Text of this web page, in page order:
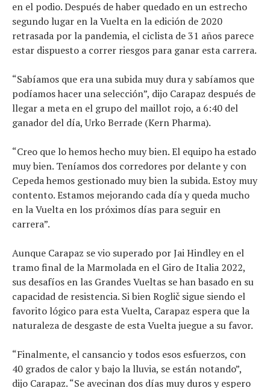
en el podio. Después de haber quedado en un estrecho
segundo lugar en la Vuelta en la edición de 2020
retrasada por la pandemia, el ciclista de 31 años parece
estar dispuesto a correr riesgos para ganar esta carrera.
“Sabíamos que era una subida muy dura y sabíamos que
podíamos hacer una selección”, dijo Carapaz después de
llegar a meta en el grupo del maillot rojo, a 6:40 del
ganador del día, Urko Berrade (Kern Pharma).
“Creo que lo hemos hecho muy bien. El equipo ha estado
muy bien. Teníamos dos corredores por delante y con
Cepeda hemos gestionado muy bien la subida. Estoy muy
contento. Estamos mejorando cada día y queda mucho
en la Vuelta en los próximos días para seguir en
carrera”.
Aunque Carapaz se vio superado por Jai Hindley en el
tramo final de la Marmolada en el Giro de Italia 2022,
sus desafíos en las Grandes Vueltas se han basado en su
capacidad de resistencia. Si bien Roglič sigue siendo el
favorito lógico para esta Vuelta, Carapaz espera que la
naturaleza de desgaste de esta Vuelta juegue a su favor.
“Finalmente, el cansancio y todos esos esfuerzos, con
40 grados de calor y bajo la lluvia, se están notando”,
dijo Carapaz. “Se avecinan dos días muy duros y espero